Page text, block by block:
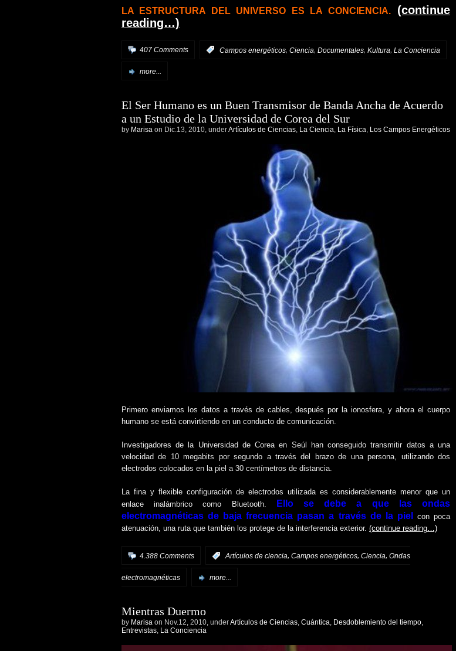
LA ESTRUCTURA DEL UNIVERSO ES LA CONCIENCIA.
(continue
reading…)
407 Comments Campos energéticos Ciencia Documentales Kultura La Conciencia
more...
El Ser Humano es un Buen Transmisor de Banda Ancha de Acuerdo
a un Estudio de la Universidad de Corea del Sur
by Marisa on Dic.13, 2010, underArtículos de Ciencias, La Ciencia, La Física, Los Campos Energéticos
Primero enviamos los datos a través de cables, después por la ionosfera, y ahora el cuerpo
humano se está convirtiendo en un conducto de comunicación.
Investigadores de la Universidad de Corea en Seúl han conseguido transmitir datos a una
velocidad de 10 megabits por segundo a través del brazo de una persona, utilizando dos
electrodos colocados en la piel a 30 centímetros de distancia.
La fina y flexible configuración de electrodos utilizada es considerablemente menor que un
enlace inalámbrico como Bluetooth.
Ello se debe a que las ondas
electromagnéticas de baja frecuencia pasan a través de la piel
con poca
atenuación, una ruta que también los protege de la interferencia exterior. (continue reading…)
4.388 Comments :Artículos de ciencia, Campos energéticos, Ciencia, Ondas
electromagnéticas more...
Mientras Duermo
by Marisa on Nov.12, 2010, underArtículos de Ciencias, Cuántica, Desdoblemiento del tiempo,
Entrevistas, La Conciencia